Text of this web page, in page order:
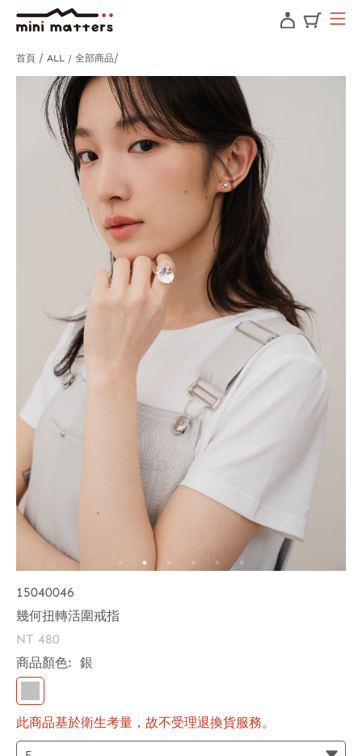
首頁 ALL / 全部商品
15040046
幾何扭轉活圍戒指
NT 480
商品顏色: 銀
此商品基於衛生考量，故不受理退換貨服務。